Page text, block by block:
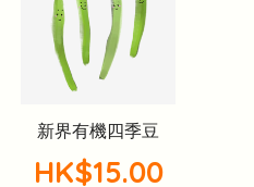
新界有機四季豆
HK$15.00